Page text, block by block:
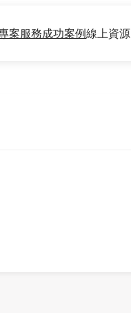
案服務成功案例線上資源